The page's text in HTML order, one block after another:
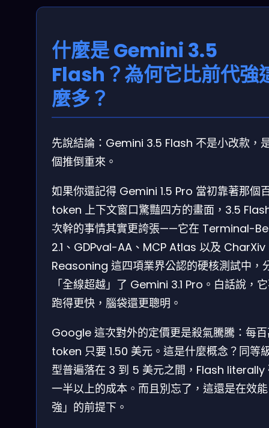
什麼是 Gemini 3.5
Flash？為何它比前代強
麼多？
先說結論：Gemini 3.5 Flash 不是小改款，
個推倒重來。
如果你還記得 Gemini 1.5 Pro 當初靠著那個
token 上下文窗口驚豔四方的畫面，3.5
次幹的事情其實更誇張——它在 Terminal-
2.1、GDPval-AA、MCP Atlas 以及 CharXiv
Reasoning 這四項業界公認的硬核測試中，
「全線超越」了 Gemini 3.1 Pro。白話說，
跑得更快，腦袋還更聰明。
Google 這次對外的定價更是殺氣騰騰：每
token 只要 1.50 美元。這是什麼概念？同等
型普遍落在 3 到 5 美元之間，Flash literally
一半以上的成本。而且別忘了，這還是在效
強」的前提下。